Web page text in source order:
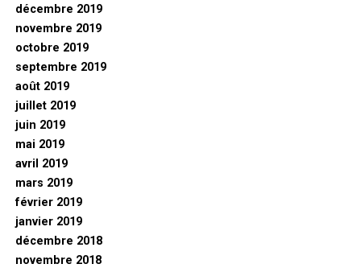
décembre 2019
novembre 2019
octobre 2019
septembre 2019
août 2019
juillet 2019
juin 2019
mai 2019
avril 2019
mars 2019
février 2019
janvier 2019
décembre 2018
novembre 2018